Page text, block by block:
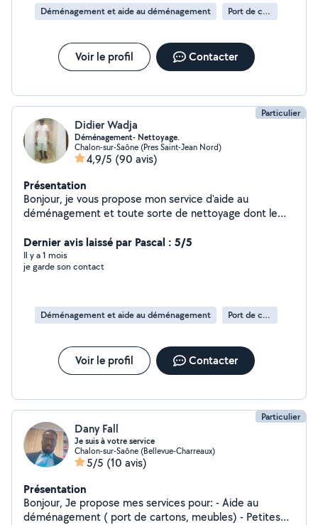
vous cherchez un logement ou avez besoin d’un service, je
vous recommande vivement Nicolas. C’est le meilleur de la
Déménagement et aide au déménagement Port de cartons
Voir le profil Contacter
Particulier
Didier Wadja
Déménagement- Nettoyage.
Chalon-sur-Saône (Pres Saint-Jean Nord)
4,9/5 (90 avis)
Présentation
Bonjour, je vous propose mon service d'aide au
déménagement et toute sorte de nettoyage dont le
peux vous proposer aussi des collègues si le travail le
nécessite. Possibilité de déclaration URSSAF CESU+
Info: 07837860et23
Dernier avis laissé par Pascal : 5/5
Il y a 1 mois
je garde son contact
Déménagement et aide au déménagement Port de cartons
Voir le profil Contacter
Particulier
Dany Fall
Je suis à votre service
Chalon-sur-Saône (Bellevue-Charreaux)
5/5 (10 avis)
Présentation
Bonjour, Je propose mes services pour: - Aide au
déménagement ( port de cartons, meubles) - Petites